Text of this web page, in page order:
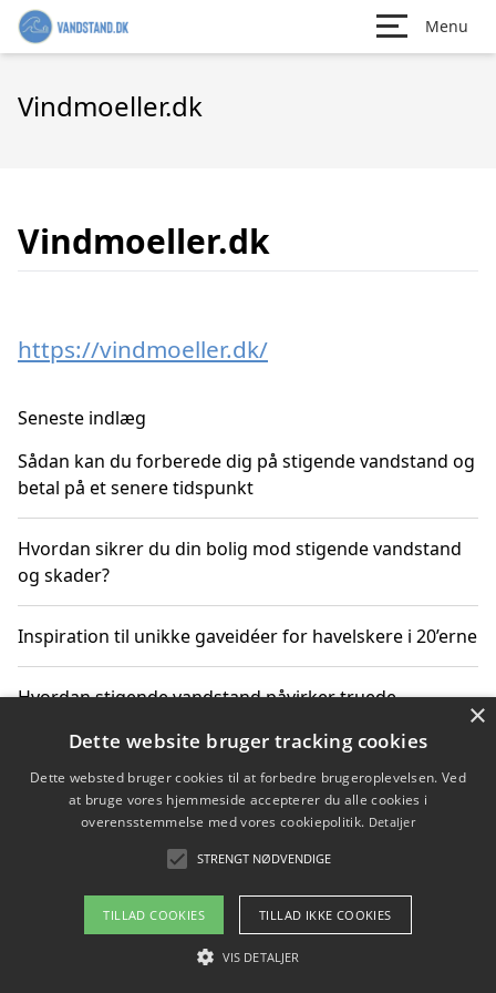
Menu
Vindmoeller.dk
Vindmoeller.dk
https://vindmoeller.dk/
Seneste indlæg
Sådan kan du forberede dig på stigende vandstand og
betal på et senere tidspunkt
Hvordan sikrer du din bolig mod stigende vandstand
og skader?
Inspiration til unikke gaveidéer for havelskere i 20’erne
Hvordan stigende vandstand påvirker truede
Sådan vælger du de bedste vandrerygsække til
vandreture i Danmark
Copyright 2026 - Pilanto Aps
Om / kontakt
×
Dette website bruger tracking cookies
Dette websted bruger cookies til at forbedre brugeroplevelsen. Ved
at bruge vores hjemmeside accepterer du alle cookies i
overensstemmelse med vores cookiepolitik. Detaljer
STRENGT NØDVENDIGE
TILLAD COOKIES TILLAD IKKE COOKIES
VIS DETALJER